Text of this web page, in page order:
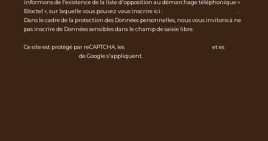
informons de l’existence de la liste d'opposition au démarchage téléphonique «
Bloctel », sur laquelle vous pouvez vous inscrire ici :
.
Dans le cadre de la protection des Données personnelles, nous vous invitons à ne
pas inscrire de Données sensibles dans le champ de saisie libre.
Ce site est protégé par reCAPTCHA, les et es
de Google s'appliquent.